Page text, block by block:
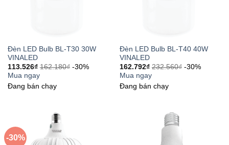
Đèn LED Bulb BL-T30 30W
VINALED
113.526₫ 162.180₫ -30%
Mua ngay
Đang bán chạy
Đèn LED Bulb BL-T40 40W
VINALED
162.792₫ 232.560₫ -30%
Mua ngay
Đang bán chạy
-30%